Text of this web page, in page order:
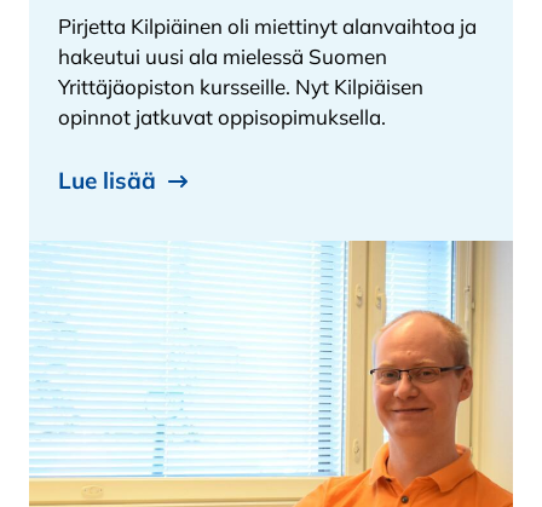
Pirjetta Kilpiäinen oli miettinyt alanvaihtoa ja
hakeutui uusi ala mielessä Suomen
Yrittäjäopiston kursseille. Nyt Kilpiäisen
opinnot jatkuvat oppisopimuksella.
Lue lisää